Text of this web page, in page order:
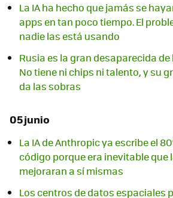
La IA ha hecho que jamás se
apps en tan poco tiempo. El
nadie las está usando
Rusia es la gran desaparecida de
No tiene ni chips ni talento, y su
da las sobras
05 junio
La IA de Anthropic ya escribe el
código porque era inevitable que
mejoraran a sí mismas
Los centros de datos espaciales